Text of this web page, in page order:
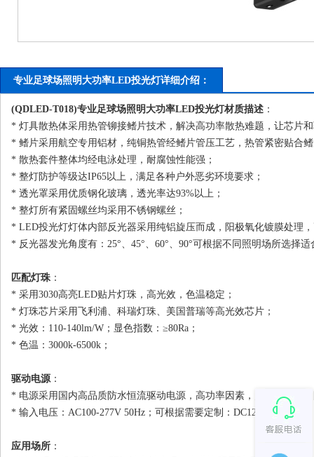
专业足球场照明大功率LED投光灯详细介绍：
(QDLED-T018)专业足球场照明大功率LED投光灯材质描述 ：
* 灯具散热体采用热管铆接鳍片技术，解决高功率散热难题，让芯片
* 鳍片采用航空专用铝材，纯铜热管经鳍片管压工艺，热管紧密贴合
* 散热套件整体均经电泳处理，耐腐蚀性能强；
* 整灯防护等级达IP65以上，满足各种户外恶劣环境要求；
* 透光罩采用优质钢化玻璃，透光率达93%以上；
* 整灯所有紧固螺丝均采用不锈钢螺丝；
* LED投光灯灯体内部反光器采用纯铝旋压而成，阳极氧化镀膜处理
* 反光器发光角度有：25°、45°、60°、90°可根据不同照明场所选择
匹配灯珠：
* 采用3030高亮LED贴片灯珠，高光效，色温稳定；
* 灯珠芯片采用飞利浦、科瑞灯珠、美国普瑞等高光效芯片；
* 光效：110-140lm/W；显色指数：≥80Ra；
* 色温：3000k-6500k；
驱动电源：
* 电源采用国内高品质防水恒流驱动电源，高功率因素，宽电压设计
* 输入电压：AC100-277V 50Hz；可根据需要定制：DC12V、24V电源
应用场所 ：